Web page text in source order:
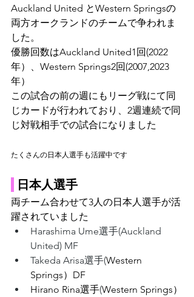
Auckland United とWestern Springsの
両方オークランドのチームで争われま
した。
優勝回数はAuckland United1回(2022
年）、 Western Springs2回(2007,2023
年）
この試合の前の週にもリーグ戦にて同
じカードが行われており、2週連続で同
じ対戦相手での試合になりました
たくさんの日本人選手も活躍中です
日本人選手
両チーム合わせて3人の日本人選手が活
躍されていました
Harashima Ume選手(Auckland
United) MF
Takeda Arisa選手(Western
Springs）DF
Hirano Rina選手(Western Springs）